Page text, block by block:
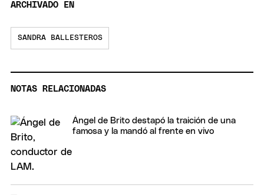
ARCHIVADO EN
SANDRA BALLESTEROS
NOTAS RELACIONADAS
Ángel de Brito destapó la traición de una
famosa y la mandó al frente en vivo